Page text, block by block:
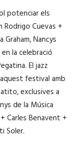
potenciar els
Cuevas +
Graham, Nancys
la celebració
El jazz
festival amb
exclusives a
de la Música
Carles Benavent +
Soler.